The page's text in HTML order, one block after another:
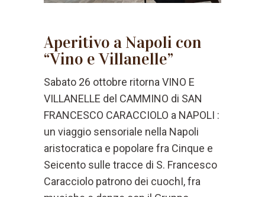
Aperitivo a Napoli con
“Vino e Villanelle”
Sabato 26 ottobre ritorna VINO E
VILLANELLE del CAMMINO di SAN
FRANCESCO CARACCIOLO a NAPOLI :
un viaggio sensoriale nella Napoli
aristocratica e popolare fra Cinque e
Seicento sulle tracce di S. Francesco
Caracciolo patrono dei cuochI, fra